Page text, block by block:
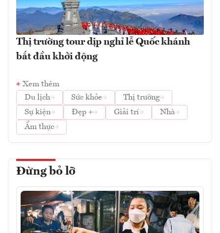
Thị trường tour dịp nghỉ lễ Quốc khánh
bắt đầu khởi động
Xem thêm
Du lịch
Sức khỏe
Thị trường
Sự kiện
Đẹp + Giải trí
Nhà
Ẩm thực
Đừng bỏ lỡ